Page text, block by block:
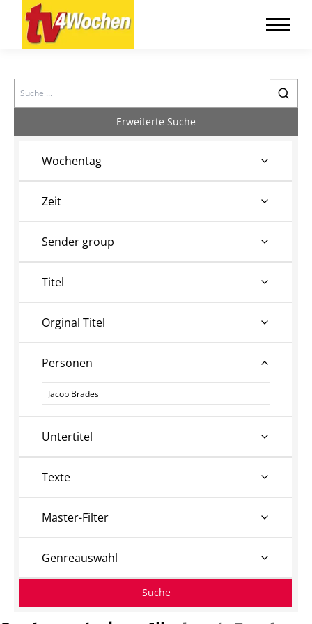
Search
Erweiterte Suche
Wochentag
Zeit
Sender group
Titel
Orginal Titel
Personen
Personen
Untertitel
Texte
Master-Filter
Genreauswahl
Suche